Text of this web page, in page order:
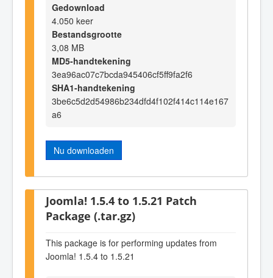
Gedownload
4.050 keer
Bestandsgrootte
3,08 MB
MD5-handtekening
3ea96ac07c7bcda945406cf5ff9fa2f6
SHA1-handtekening
3be6c5d2d54986b234dfd4f102f414c114e167
a6
Nu downloaden
Joomla! 1.5.4 to 1.5.21 Patch
Package (.tar.gz)
This package is for performing updates from
Joomla! 1.5.4 to 1.5.21